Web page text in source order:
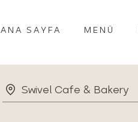
ANA SAYFA MENÜ
Swivel Cafe & Bakery